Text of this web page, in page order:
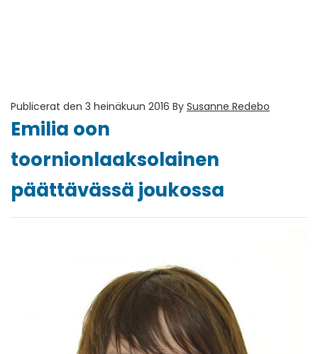
Publicerat den 3 heinäkuun 2016 By Susanne Redebo
Emilia oon
toornionlaaksolainen
päättävässä joukossa